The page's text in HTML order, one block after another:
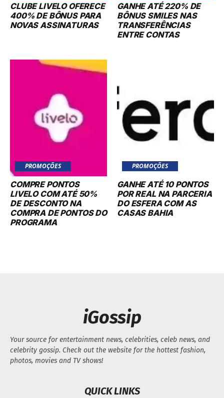
CLUBE LIVELO OFERECE
400% DE BÔNUS PARA
NOVAS ASSINATURAS
GANHE ATÉ 220% DE
BÔNUS SMILES NAS
TRANSFERÊNCIAS
ENTRE CONTAS
PROMOÇÕES
COMPRE PONTOS
LIVELO COM ATÉ 50%
DE DESCONTO NA
COMPRA DE PONTOS DO
PROGRAMA
PROMOÇÕES
GANHE ATÉ 10 PONTOS
POR REAL NA PARCERIA
DO ESFERA COM AS
CASAS BAHIA
iGossip
Your source for entertainment news, celebrities, celeb news, and
celebrity gossip. Check out the website for the hottest fashion,
photos, movies and TV shows!
QUICK LINKS